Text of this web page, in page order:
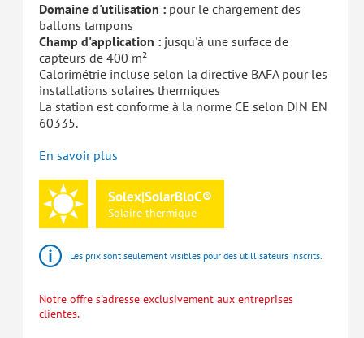
Domaine d'utilisation : pour le chargement des
ballons tampons
Champ d'application : jusqu'à une surface de
capteurs de 400 m²
Calorimétrie incluse selon la directive BAFA pour les
installations solaires thermiques
La station est conforme à la norme CE selon DIN EN
60335.
En savoir plus
Solex|SolarBloC®
Solaire thermique
Les prix sont seulement visibles pour des utillisateurs inscrits.
Notre offre s'adresse exclusivement aux entreprises
clientes.